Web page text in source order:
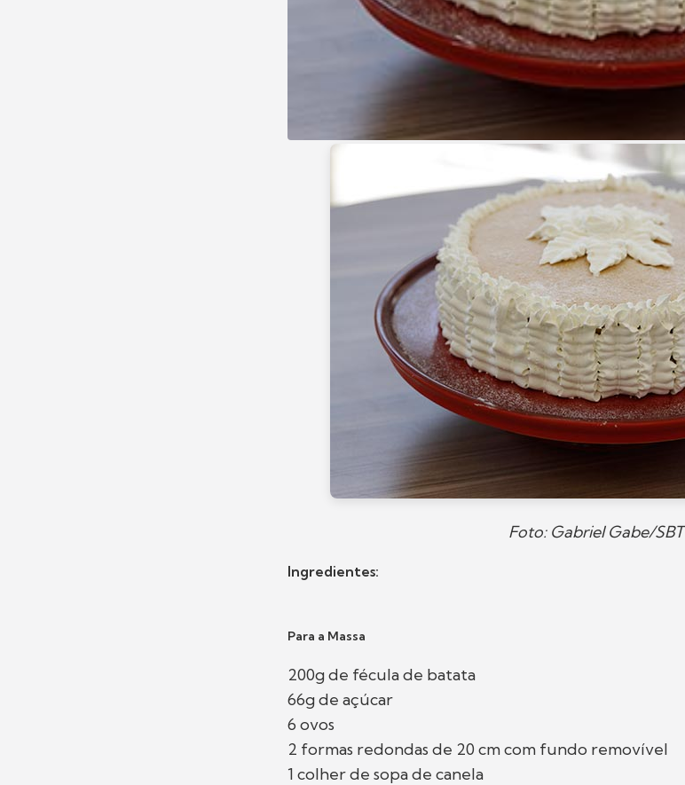
Foto: Gabriel Gabe/SBT
Ingredientes:
Para a Massa
200g de fécula de batata
66g de açúcar
6 ovos
2 formas redondas de 20 cm com fundo removível
1 colher de sopa de canela